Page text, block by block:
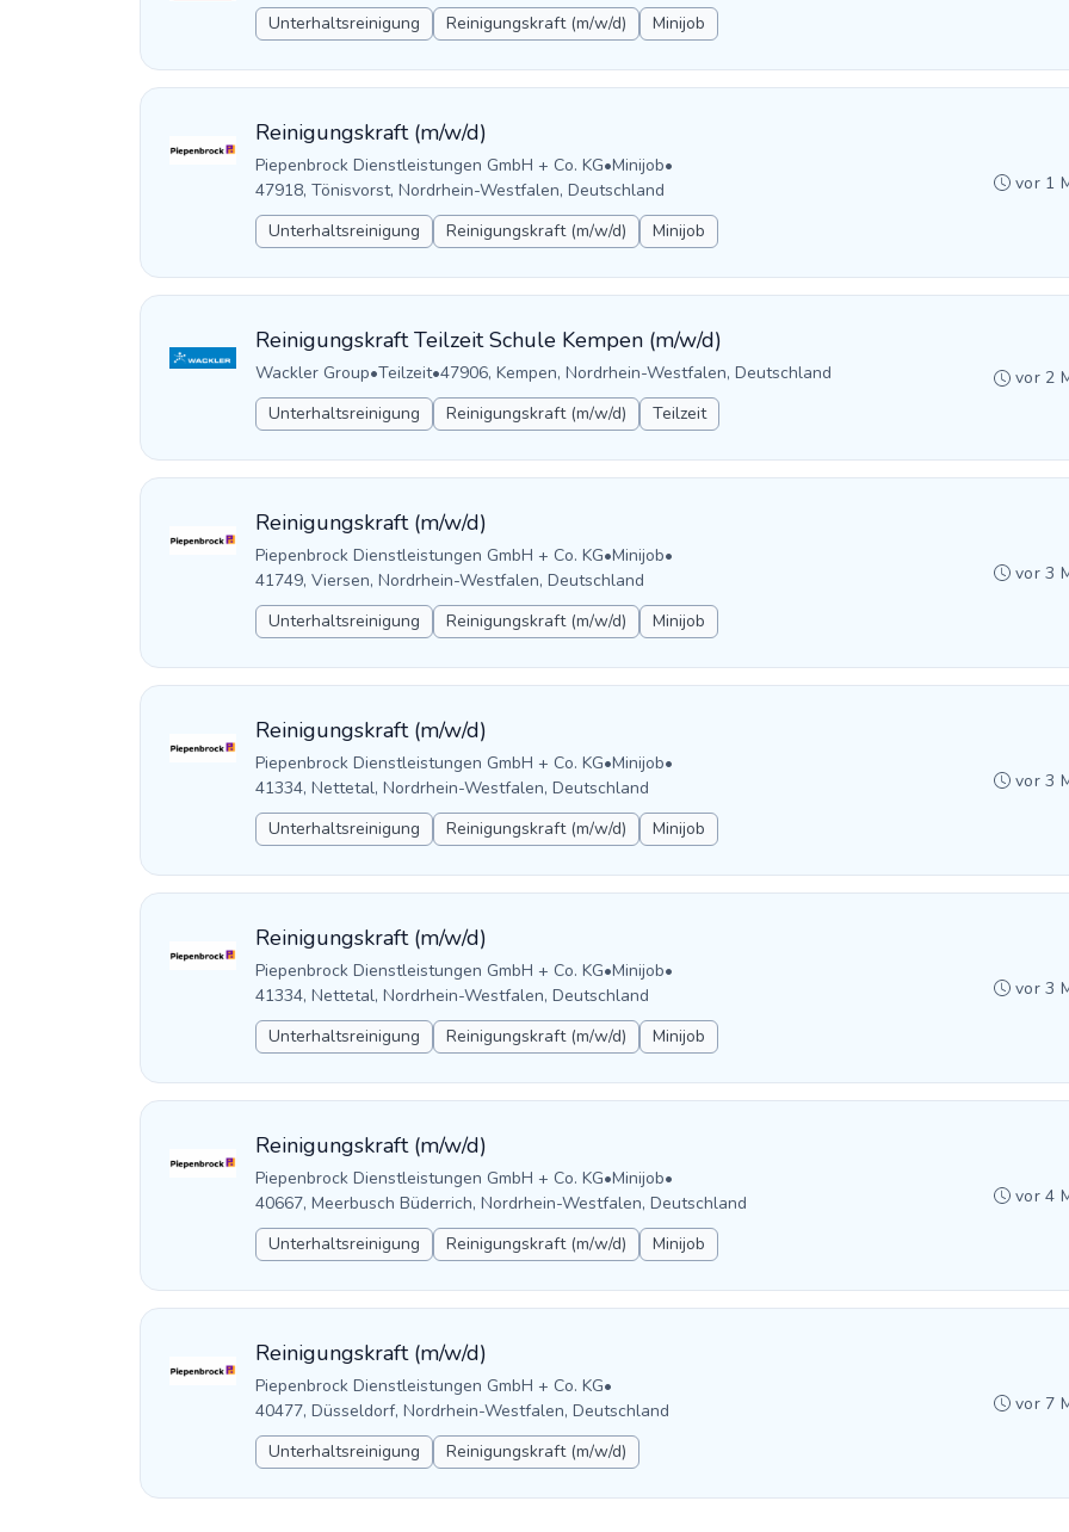
Unterhaltsreinigung
Reinigungskraft (m/w/d) Minijob
Reinigungskraft (m/w/d)
Piepenbrock Dienstleistungen GmbH + Co. KG•Minijob•
47918, Tönisvorst, Nordrhein-Westfalen, Deutschland
Unterhaltsreinigung
Reinigungskraft (m/w/d) Minijob
vor 1
Reinigungskraft Teilzeit Schule Kempen (m/w/d)
Wackler Group•Teilzeit•47906, Kempen, Nordrhein-Westfalen, Deutschland
Unterhaltsreinigung
Reinigungskraft (m/w/d) Teilzeit
vor 2
Reinigungskraft (m/w/d)
Piepenbrock Dienstleistungen GmbH + Co. KG•Minijob•
41749, Viersen, Nordrhein-Westfalen, Deutschland
Unterhaltsreinigung
Reinigungskraft (m/w/d) Minijob
vor 3
Reinigungskraft (m/w/d)
Piepenbrock Dienstleistungen GmbH + Co. KG•Minijob•
41334, Nettetal, Nordrhein-Westfalen, Deutschland
Unterhaltsreinigung
Reinigungskraft (m/w/d) Minijob
vor 3
Reinigungskraft (m/w/d)
Piepenbrock Dienstleistungen GmbH + Co. KG•Minijob•
41334, Nettetal, Nordrhein-Westfalen, Deutschland
Unterhaltsreinigung
Reinigungskraft (m/w/d) Minijob
vor 3
Reinigungskraft (m/w/d)
Piepenbrock Dienstleistungen GmbH + Co. KG•Minijob•
40667, Meerbusch Büderrich, Nordrhein-Westfalen, Deutschland
Unterhaltsreinigung
Reinigungskraft (m/w/d) Minijob
vor 4
Reinigungskraft (m/w/d)
Piepenbrock Dienstleistungen GmbH + Co. KG•
40477, Düsseldorf, Nordrhein-Westfalen, Deutschland
Unterhaltsreinigung
Reinigungskraft (m/w/d)
vor 7